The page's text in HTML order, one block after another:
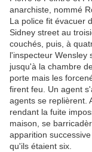
anarchiste, nommé
La police fit évacuer
Sidney street au
couchés, puis, à
l'inspecteur Wensley
jusqu'à la chambre
porte mais les
firent feu. Un agent
agents se replièrent.
rendant la fuite
maison, se
apparition
qu'ils étaient six.